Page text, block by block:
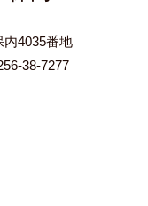
内4035番地
38-7277